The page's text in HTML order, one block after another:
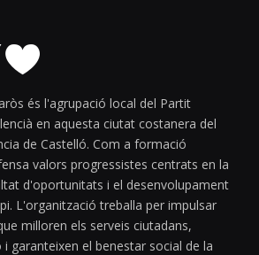
és l'agrupació local del Partit
en aquesta ciutat costanera del
de Castelló. Com a formació
valors progressistes centrats en la
d'oportunitats i el desenvolupament
L'organització treballa per impulsar
milloren els serveis ciutadans,
garanteixen el benestar social de la